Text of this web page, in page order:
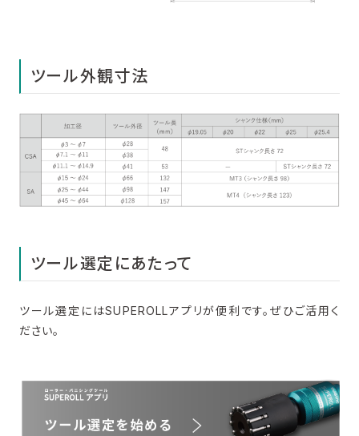
ツール外観寸法
ツール選定にあたって
ツール選定にはSUPEROLLアプリが便利です。ぜひご活用く
ださい。